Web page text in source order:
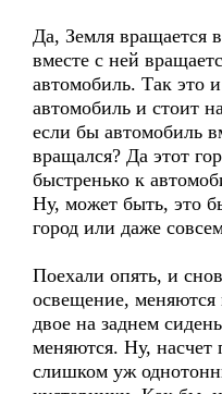
Да, Земля вращается
вместе с ней
автомобиль. Так это
автомобиль и стоит
если бы автомобиль
вращался? Да этот
быстренько к
Ну, может быть, это
город или даже
Поехали опять, и
освещение,
двое на заднем
меняются. Ну, насчет
слишком уж